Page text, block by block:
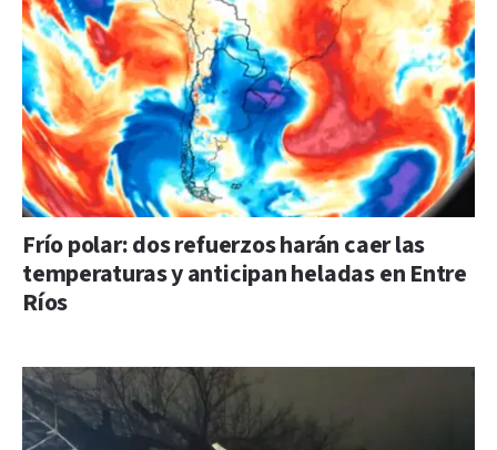
Frío polar: dos refuerzos harán caer las
temperaturas y anticipan heladas en Entre
Ríos